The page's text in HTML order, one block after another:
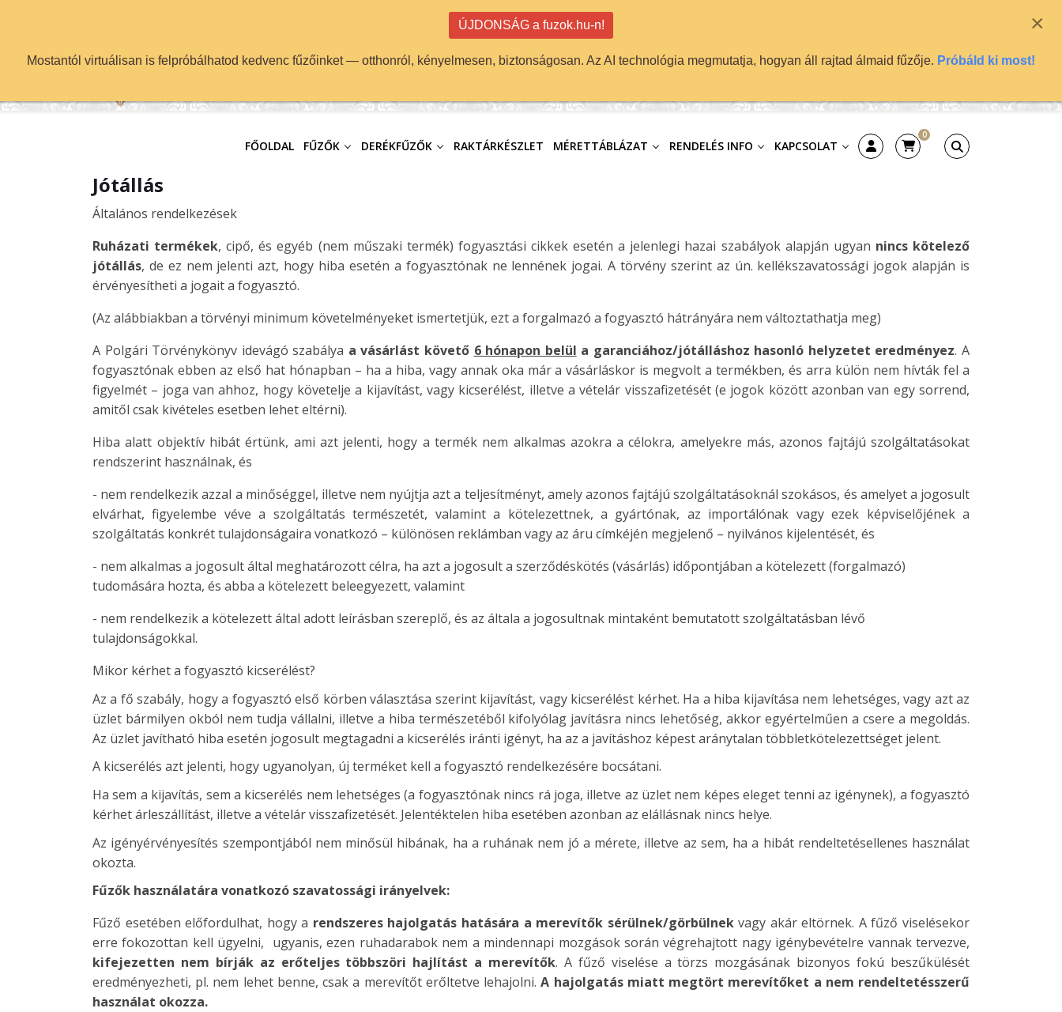
FŐOLDAL FŰZŐK DERÉKFŰZŐK RAKTÁRKÉSZLET MÉRETTÁBLÁZAT RENDELÉS INFO KAPCSOLAT
0
Jótállás
Általános rendelkezések
Ruházati termékek, cipő, és egyéb (nem műszaki termék) fogyasztási cikkek esetén a jelenlegi hazai szabályok alapján ugyan nincs kötelező
jótállás, de ez nem jelenti azt, hogy hiba esetén a fogyasztónak ne lennének jogai. A törvény szerint az ún. kellékszavatossági jogok alapján is
érvényesítheti a jogait a fogyasztó.
(Az alábbiakban a törvényi minimum követelményeket ismertetjük, ezt a forgalmazó a fogyasztó hátrányára nem változtathatja meg)
A Polgári Törvénykönyv idevágó szabálya a vásárlást követő 6 hónapon belül a garanciához/jótálláshoz hasonló helyzetet eredményez. A
fogyasztónak ebben az első hat hónapban – ha a hiba, vagy annak oka már a vásárláskor is megvolt a termékben, és arra külön nem hívták fel a
figyelmét – joga van ahhoz, hogy követelje a kijavítást, vagy kicserélést, illetve a vételár visszafizetését (e jogok között azonban van egy sorrend,
amitől csak kivételes esetben lehet eltérni).
Hiba alatt objektív hibát értünk, ami azt jelenti, hogy a termék nem alkalmas azokra a célokra, amelyekre más, azonos fajtájú szolgáltatásokat
rendszerint használnak, és
- nem rendelkezik azzal a minőséggel, illetve nem nyújtja azt a teljesítményt, amely azonos fajtájú szolgáltatásoknál szokásos, és amelyet a jogosult
elvárhat, figyelembe véve a szolgáltatás természetét, valamint a kötelezettnek, a gyártónak, az importálónak vagy ezek képviselőjének a
szolgáltatás konkrét tulajdonságaira vonatkozó – különösen reklámban vagy az áru címkéjén megjelenő – nyilvános kijelentését, és
- nem alkalmas a jogosult által meghatározott célra, ha azt a jogosult a szerződéskötés (vásárlás) időpontjában a kötelezett (forgalmazó)
tudomására hozta, és abba a kötelezett beleegyezett, valamint
- nem rendelkezik a kötelezett által adott leírásban szereplő, és az általa a jogosultnak mintaként bemutatott szolgáltatásban lévő
tulajdonságokkal.
Mikor kérhet a fogyasztó kicserélést?
Az a fő szabály, hogy a fogyasztó első körben választása szerint kijavítást, vagy kicserélést kérhet. Ha a hiba kijavítása nem lehetséges, vagy azt az
üzlet bármilyen okból nem tudja vállalni, illetve a hiba természetéből kifolyólag javításra nincs lehetőség, akkor egyértelműen a csere a megoldás.
Az üzlet javítható hiba esetén jogosult megtagadni a kicserélés iránti igényt, ha az a javításhoz képest aránytalan többletkötelezettséget jelent.
A kicserélés azt jelenti, hogy ugyanolyan, új terméket kell a fogyasztó rendelkezésére bocsátani.
Ha sem a kijavítás, sem a kicserélés nem lehetséges (a fogyasztónak nincs rá joga, illetve az üzlet nem képes eleget tenni az igénynek), a fogyasztó
kérhet árleszállítást, illetve a vételár visszafizetését. Jelentéktelen hiba esetében azonban az elállásnak nincs helye.
Az igényérvényesítés szempontjából nem minősül hibának, ha a ruhának nem jó a mérete, illetve az sem, ha a hibát rendeltetésellenes használat
okozta.
Fűzők használatára vonatkozó szavatossági irányelvek:
Fűző esetében előfordulhat, hogy a rendszeres hajolgatás hatására a merevítők sérülnek/görbülnekvagy akár eltörnek. A fűző viselésekor
erre fokozottan kell ügyelni, ugyanis, ezen ruhadarabok nem a mindennapi mozgások során végrehajtott nagy igénybevételre vannak tervezve,
kifejezetten nem bírják az erőteljes többszöri hajlítást a merevítők. A fűző viselése a törzs mozgásának bizonyos fokú beszűkülését
eredményezheti, pl. nem lehet benne, csak a merevítőt erőltetve lehajolni.A hajolgatás miatt megtört merevítőket a nem rendeltetésszerű
használat okozza.
×
ÚJDONSÁG a fuzok.hu-n!
Mostantól virtuálisan is felpróbálhatod kedvenc fűzőinket — otthonról, kényelmesen, biztonságosan. Az AI technológia megmutatja, hogyan áll rajtad álmaid fűzője. Próbáld ki most!